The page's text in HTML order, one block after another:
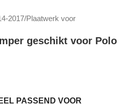
2017/Plaatwerk voor
geschikt voor Polo
PASSEND VOOR